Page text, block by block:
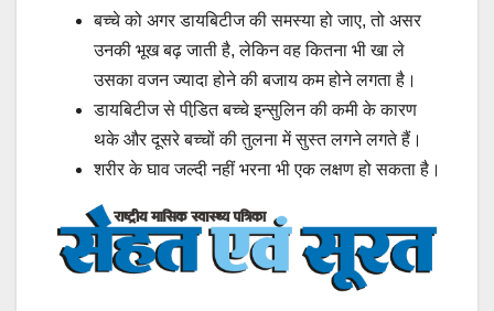
बच्चे को अगर डायबिटीज की समस्या हो जाए, तो असर
उनकी भूख बढ़ जाती है, लेकिन वह कितना भी खा ले
उसका वजन ज्यादा होने की बजाय कम होने लगता है।
डायबिटीज से पीडि़त बच्चे इन्सुलिन की कमी के कारण
थके और दूसरे बच्चों की तुलना में सुस्त लगने लगते हैं।
शरीर के घाव जल्दी नहीं भरना भी एक लक्षण हो सकता है।